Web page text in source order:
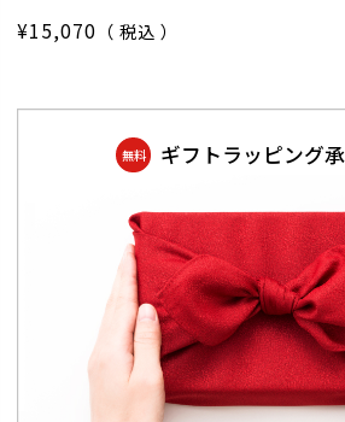
¥15,070 税込
無料 ギフトラッピング承